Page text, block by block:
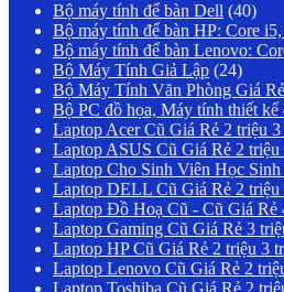
Bộ máy tính để bàn Dell (40)
Bộ máy tính để bàn HP: Core
Bộ máy tính để bàn Lenovo:
Bộ Máy Tính Giả Lập (24)
Bộ Máy Tính Văn Phòng Giá Rẻ
Bộ PC đồ họa, Máy tính thiết kế
Laptop Acer Cũ Giá Rẻ 2 triệu 3
Laptop ASUS Cũ Giá Rẻ 2 triệu
Laptop Cho Sinh Viên Học
Laptop DELL Cũ Giá Rẻ 2 triệu
Laptop Đồ Hoạ Cũ - Cũ Giá Rẻ
Laptop Gaming Cũ Giá Rẻ 3
Laptop HP Cũ Giá Rẻ 2 triệu 3
Laptop Lenovo Cũ Giá Rẻ 2
Laptop Toshiba Cũ Giá Rẻ 2